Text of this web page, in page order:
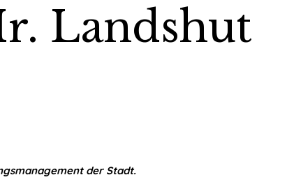
Landshut
der Stadt.